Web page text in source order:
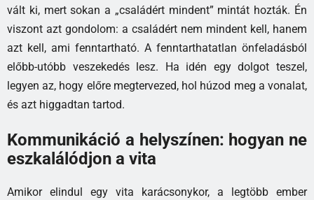
vált ki, mert sokan a „családért mindent” mintát hozták. Én
viszont azt gondolom: a családért nem mindent kell, hanem
azt kell, ami fenntartható. A fenntarthatatlan önfeladásból
előbb-utóbb veszekedés lesz. Ha idén egy dolgot teszel,
legyen az, hogy előre megtervezed, hol húzod meg a vonalat,
és azt higgadtan tartod.
Kommunikáció a helyszínen: hogyan ne
eszkalálódjon a vita
Amikor elindul egy vita karácsonykor, a legtöbb ember